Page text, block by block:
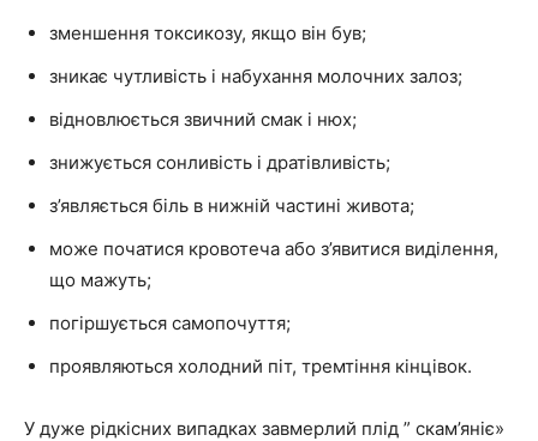
зменшення токсикозу, якщо він був;
зникає чутливість і набухання молочних залоз;
відновлюється звичний смак і нюх;
знижується сонливість і дратівливість;
з’являється біль в нижній частині живота;
може початися кровотеча або з’явитися виділення,
що мажуть;
погіршується самопочуття;
проявляються холодний піт, тремтіння кінцівок.
У дуже рідкісних випадках завмерлий плід ” скам’яніє»